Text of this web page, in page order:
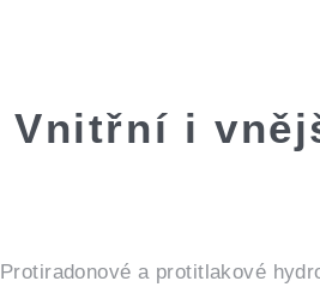
Vnitřní i
Protiradonové a protitlakové